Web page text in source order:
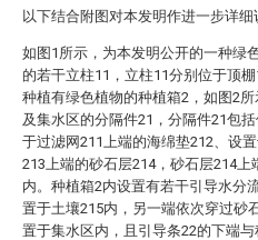
以下结合附图对本发明作进一步详细
如图1所示，为本发明公开的一种绿
的若干立柱11，立柱11分别位于顶
种植有绿色植物的种植箱2，如图2
及集水区的分隔件21，分隔件21包
于过滤网211上端的海绵垫212、设
213上端的砂石层214，砂石层214
内。种植箱2内设置有若干引导水分
置于土壤215内，另一端依次穿过砂
置于集水区内，且引导条22的下端